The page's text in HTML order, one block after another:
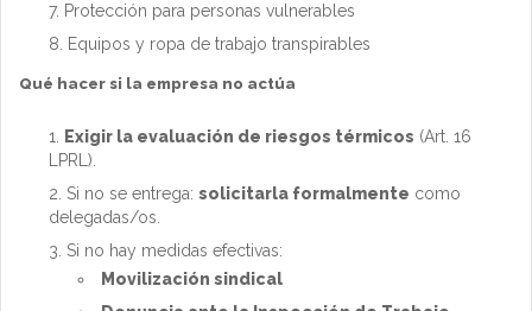
Protección para personas vulnerables
Equipos y ropa de trabajo transpirables
Qué hacer si la empresa no actúa
Exigir la evaluación de riesgos térmicos (Art. 16
LPRL).
Si no se entrega: solicitarla formalmente como
delegadas/os.
Si no hay medidas efectivas:
Movilización sindical